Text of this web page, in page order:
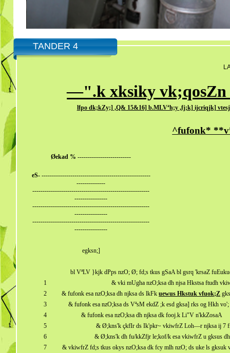
TANDER 4
—".k xksiky vk;qosZn
lfpo dk;kZy;] ,Q& 15&16] b.MLVªh;y ,fj;k] ijcriqjk]
^fufonk*
Øekad % --------------------------
eS------------------------------------------------------
--------------
---------------------------------------------------------
----------------
---------------------------------------------------------
----------------
---------------------------------------------------------
----------------
egksn;]
bl VªLV }kjk dPps nzO; Ø; fd;s tkus gSaA bl gsrq 'krsaZ
1
& vki mUgha nzO;ksa dh njsa Hkstsa ftudh
2
& fufonk esa nzO;ksa dh njksa ds lkFkuewus Hkstuk vfuok;Z
3
& fufonk esa nzO;ksa ds VªsM ekdZ ;k esd gksa] rks og Hkh
4
& fufonk esa nzO;ksa dh njksa dk fooj.k Li"V n'kkZosaA
5
& Ø;kns'k çkfIr ds Ik'pkr~ vkiwfrZ Loh—r njksa ij 7
6
& Ø;kns'k dh fu/kkZfjr le;kof/k esa vkiwfrZ u gksus
7
& vkiwfrZ fd;s tkus okys nzO;ksa dk fcy mlh nzO; ds uke ls gksuk